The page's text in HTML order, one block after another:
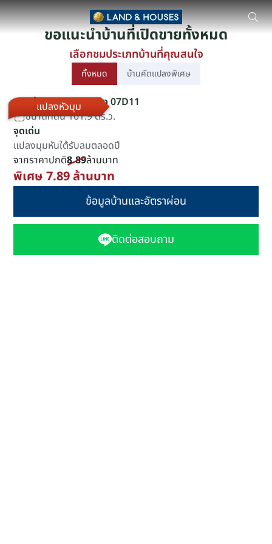
สีวลี สันกำแพง-เชียงใหม่ บ้านเดี่ยว โดย สิวลี ตั้งอยู่ที่99/311 ม.3 ต.สั
ขอแนะนำบ้านที่เปิดขายทั้งหมด
เลือกชมประเภทบ้านที่คุณสนใจ
ทั้งหมด บ้านคัดแปลงพิเศษ
แปลงหัวมุม
แบบบ้าน Bromo แปลง 07D11
ขนาดที่ดิน 101.9 ตร.ว.
จุดเด่น
แปลงมุมหันใต้รับลมตลอดปี
จากราคาปกติ8.89ล้านบาท
พิเศษ 7.89 ล้านบาท
ข้อมูลบ้านและอัตราผ่อน
ติดต่อสอบถาม